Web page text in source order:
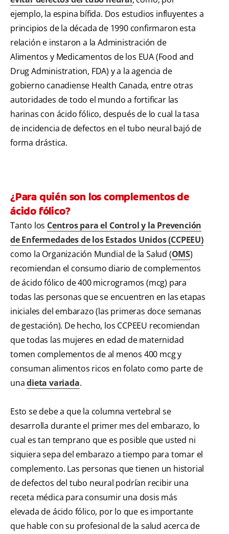
ejemplo, la espina bífida. Dos estudios influyentes a
principios de la década de 1990 confirmaron esta
relación e instaron a la Administración de
Alimentos y Medicamentos de los EUA (Food and
Drug Administration, FDA) y a la agencia de
gobierno canadiense Health Canada, entre otras
autoridades de todo el mundo a fortificar las
harinas con ácido fólico, después de lo cual la tasa
de incidencia de defectos en el tubo neural bajó de
forma drástica.
¿Para quién son los complementos de
ácido fólico?
Tanto los Centros para el Control y la Prevención
de Enfermedades de los Estados Unidos (CCPEEU)
como la Organización Mundial de la Salud (OMS)
recomiendan el consumo diario de complementos
de ácido fólico de 400 microgramos (mcg) para
todas las personas que se encuentren en las etapas
iniciales del embarazo (las primeras doce semanas
de gestación). De hecho, los CCPEEU recomiendan
que todas las mujeres en edad de maternidad
tomen complementos de al menos 400 mcg y
consuman alimentos ricos en folato como parte de
unadieta variada.
Esto se debe a que la columna vertebral se
desarrolla durante el primer mes del embarazo, lo
cual es tan temprano que es posible que usted ni
siquiera sepa del embarazo a tiempo para tomar el
complemento. Las personas que tienen un historial
de defectos del tubo neural podrían recibir una
receta médica para consumir una dosis más
elevada de ácido fólico, por lo que es importante
que hable con su profesional de la salud acerca de